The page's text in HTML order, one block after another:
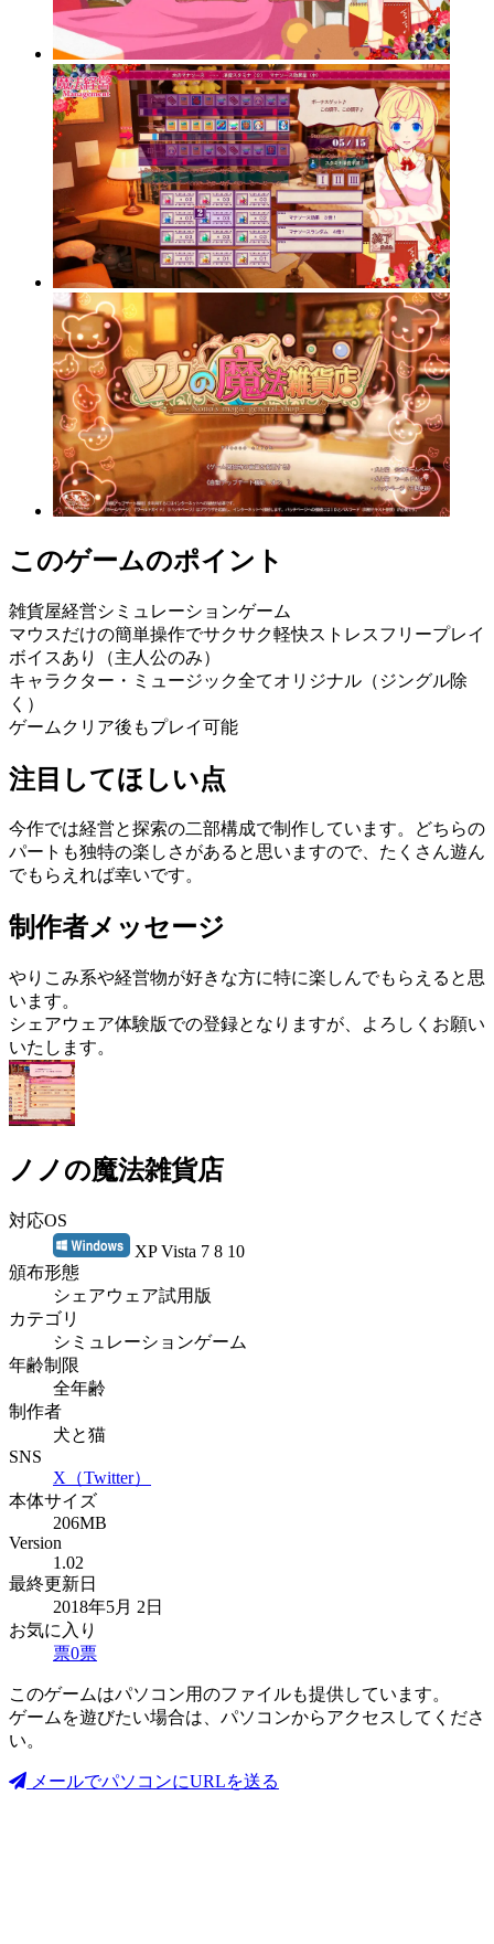
このゲームのポイント
雑貨屋経営シミュレーションゲーム
マウスだけの簡単操作でサクサク軽快ストレスフリープレイ
ボイスあり（主人公のみ）
キャラクター・ミュージック全てオリジナル（ジングル除
く）
ゲームクリア後もプレイ可能
注目してほしい点
今作では経営と探索の二部構成で制作しています。どちらの
パートも独特の楽しさがあると思いますので、たくさん遊ん
でもらえれば幸いです。
制作者メッセージ
やりこみ系や経営物が好きな方に特に楽しんでもらえると思
います。
シェアウェア体験版での登録となりますが、よろしくお願い
いたします。
ノノの魔法雑貨店
対応OS
XP Vista 7 8 10
頒布形態
シェアウェア試用版
カテゴリ
シミュレーションゲーム
年齢制限
全年齢
制作者
犬と猫
SNS
X（Twitter）
本体サイズ
206MB
Version
1.02
最終更新日
2018年5月 2日
お気に入り
票0票
このゲームはパソコン用のファイルも提供しています。
ゲームを遊びたい場合は、パソコンからアクセスしてくださ
い。
メールでパソコンにURLを送る